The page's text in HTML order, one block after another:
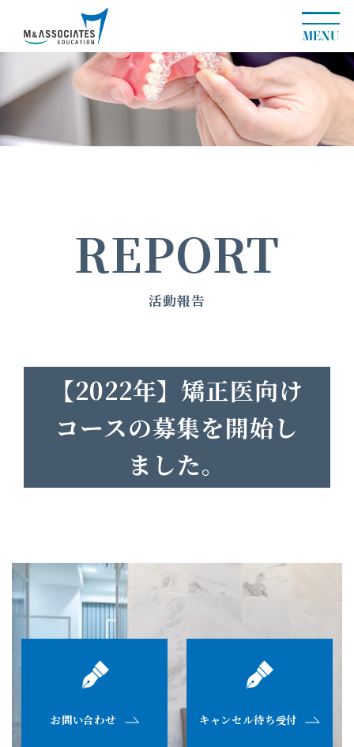
REPORT
活動報告
【2022年】矯正医向け
コースの募集を開始し
ました。
お問い合わせ キャンセル待ち受付
MENU